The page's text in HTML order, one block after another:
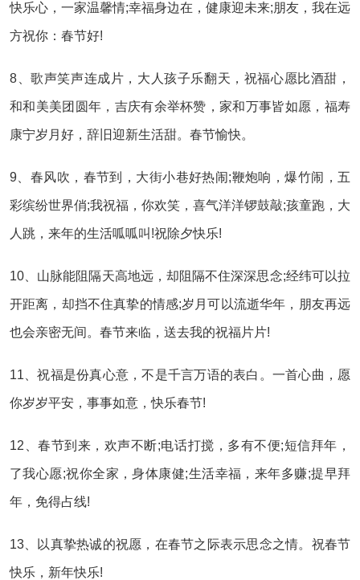
快乐心，一家温馨情;幸福身边在，健康迎未来;朋友，我在远
方祝你：春节好!
8、歌声笑声连成片，大人孩子乐翻天，祝福心愿比酒甜，
和和美美团圆年，吉庆有余举杯赞，家和万事皆如愿，福寿
康宁岁月好，辞旧迎新生活甜。春节愉快。
9、春风吹，春节到，大街小巷好热闹;鞭炮响，爆竹闹，五
彩缤纷世界俏;我祝福，你欢笑，喜气洋洋锣鼓敲;孩童跑，大
人跳，来年的生活呱呱叫!祝除夕快乐!
10、山脉能阻隔天高地远，却阻隔不住深深思念;经纬可以拉
开距离，却挡不住真挚的情感;岁月可以流逝华年，朋友再远
也会亲密无间。春节来临，送去我的祝福片片!
11、祝福是份真心意，不是千言万语的表白。一首心曲，愿
你岁岁平安，事事如意，快乐春节!
12、春节到来，欢声不断;电话打搅，多有不便;短信拜年，
了我心愿;祝你全家，身体康健;生活幸福，来年多赚;提早拜
年，免得占线!
13、以真挚热诚的祝愿，在春节之际表示思念之情。祝春节
快乐，新年快乐!